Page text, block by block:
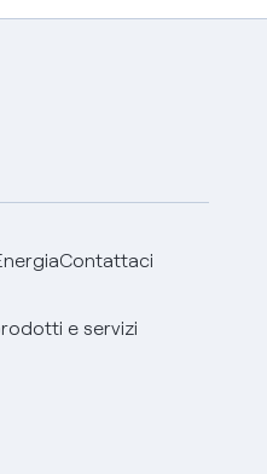
Contattaci
e servizi